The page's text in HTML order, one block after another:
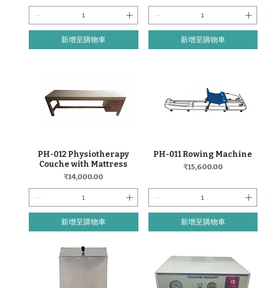
新增至購物車 新增至購物車
快速瀏覽
PH-012 Physiotherapy
Couche with Mattress
價格
₹14,000.00
新增至購物車
快速瀏覽
PH-011 Rowing Machine
價格
₹15,600.00
新增至購物車